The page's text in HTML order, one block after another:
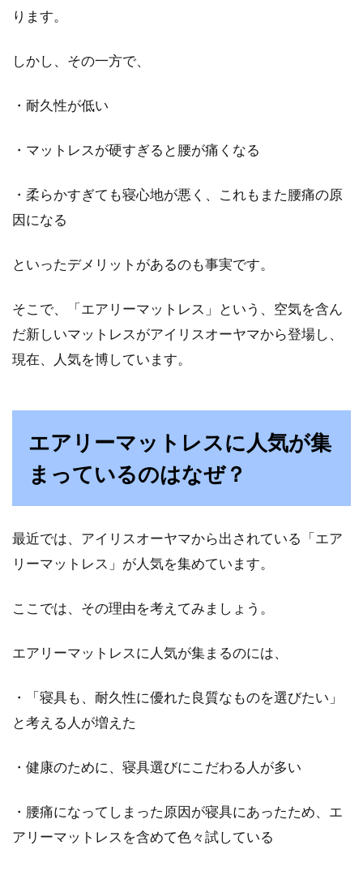
ーテンを使って防寒する！
リビングに家庭的な雰囲気をプラスしてくれる
ベッドにすのこを選ぶメリットは？
デメリットもあるの？
1日の疲れを癒すために、睡眠はとても大切な
これぞ和モダン！和室にベッドを置
いてホテルのような空間に
近年の来日外国人の増加に伴い、日本古来の
「和室」が見直されてきています。宿泊施設で
賃貸住宅の壁紙に傷や汚れ！退去時
に補修費用は請求される？
賃貸住宅で暮らしていると、気づいたら壁紙に
ているつもりでも...
風水！玄関や寝室の照明の色は電球
ります。
しかし、その一方で、
・耐久性が低い
・マットレスが硬すぎると腰が痛くなる
・柔らかすぎても寝心地が悪く、これもまた腰痛の原
因になる
といったデメリットがあるのも事実です。
そこで、「エアリーマットレス」という、空気を含ん
だ新しいマットレスがアイリスオーヤマから登場し、
現在、人気を博しています。
エアリーマットレスに人気が集
まっているのはなぜ？
最近では、アイリスオーヤマから出されている「エア
リーマットレス」が人気を集めています。
ここでは、その理由を考えてみましょう。
エアリーマットレスに人気が集まるのには、
・「寝具も、耐久性に優れた良質なものを選びたい」
と考える人が増えた
・健康のために、寝具選びにこだわる人が多い
・腰痛になってしまった原因が寝具にあったため、エ
アリーマットレスを含めて色々試している